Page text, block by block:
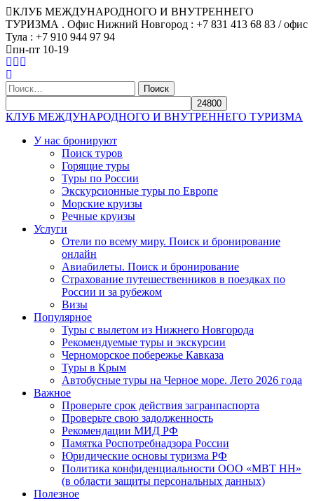
КЛУБ МЕЖДУНАРОДНОГО И ВНУТРЕННЕГО
ТУРИЗМА . Офис Нижний Новгород : +7 831 413 68 83 / офис
Тула : +7 910 944 97 94
пн-пт 10-19
Найти:
КЛУБ МЕЖДУНАРОДНОГО И ВНУТРЕННЕГО ТУРИЗМА
У нас бронируют
Поиск туров
Горящие туры
Туры по России
Экскурсионные туры по Европе
Морские круизы
Речные круизы
Услуги
Отели по всему миру. Поиск и бронирование
онлайн
Авиабилеты. Поиск и бронирование
Страхование путешественников в поездках по
России и за рубежом
Визы
Популярное
Туры с вылетом из Нижнего Новгорода
Рекомендуемые туры и экскурсии
Черноморское побережье Кавказа
Туры в Крым
Автобусные туры на Черное море. Лето 2026 года
Важное
Проверьте срок действия загранпаспорта
Проверьте свою задолженность
Рекомендации МИД РФ
Памятка Роспотребнадзора России
Юридические основы туризма РФ
Политика конфиденциальности ООО «МВТ НН»
(в области защиты персональных данных)
Полезное